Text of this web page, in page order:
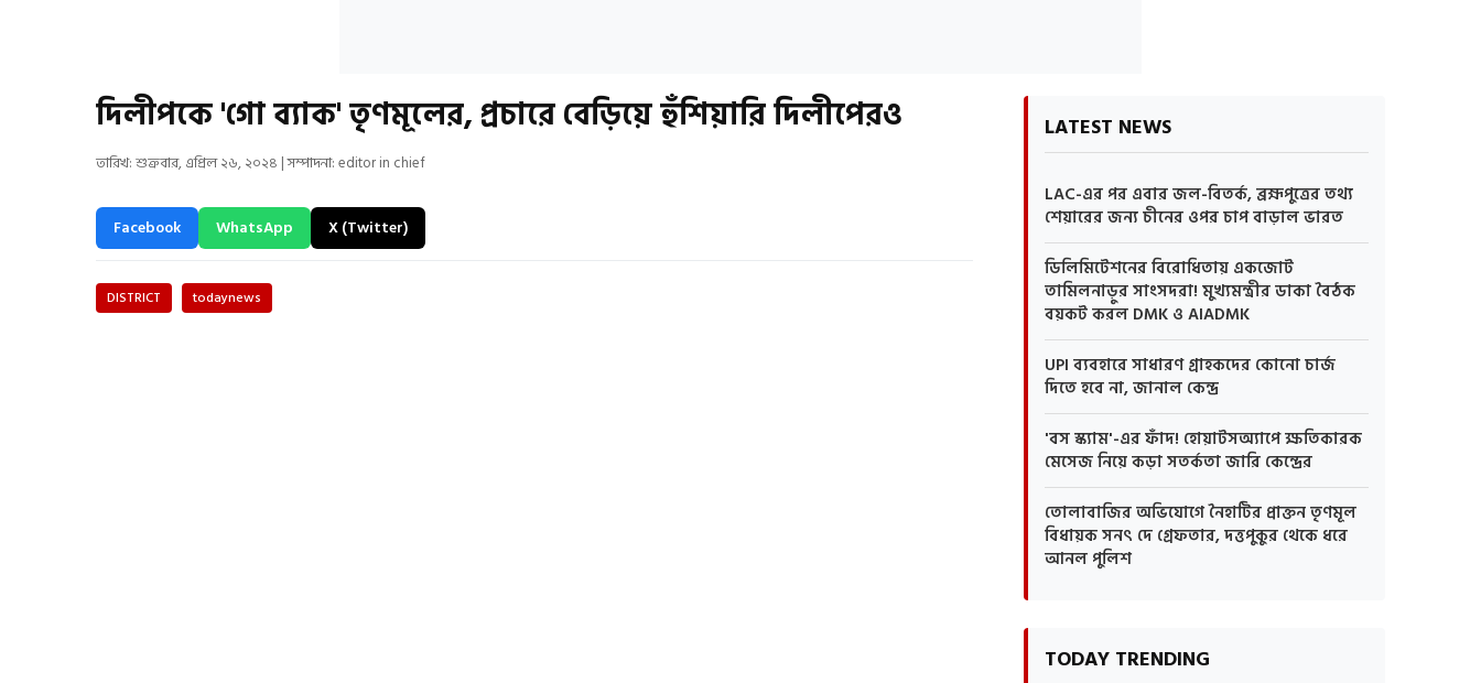
দিলীপকে 'গো ব্যাক' তৃণমূলের, প্রচারে বেড়িয়ে হুঁশিয়ারি দিলীপেরও
তারিখ: শুক্রবার, এপ্রিল ২৬, ২০২৪ | সম্পাদনা: editor in chief
Facebook WhatsApp X (Twitter)
DISTRICT todaynews
LATEST NEWS
LAC-এর পর এবার জল-বিতর্ক, ব্রহ্মপুত্রের তথ্য
শেয়ারের জন্য চীনের ওপর চাপ বাড়াল ভারত
ডিলিমিটেশনের বিরোধিতায় একজোট
তামিলনাড়ুর সাংসদরা! মুখ্যমন্ত্রীর ডাকা বৈঠক
বয়কট করল DMK ও AIADMK
UPI ব্যবহারে সাধারণ গ্রাহকদের কোনো চার্জ
দিতে হবে না, জানাল কেন্দ্র
'বস স্ক্যাম'-এর ফাঁদ! হোয়াটসঅ্যাপে ক্ষতিকারক
মেসেজ নিয়ে কড়া সতর্কতা জারি কেন্দ্রের
তোলাবাজির অভিযোগে নৈহাটির প্রাক্তন তৃণমূল
বিধায়ক সনৎ দে গ্রেফতার, দত্তপুকুর থেকে ধরে
আনল পুলিশ
TODAY TRENDING